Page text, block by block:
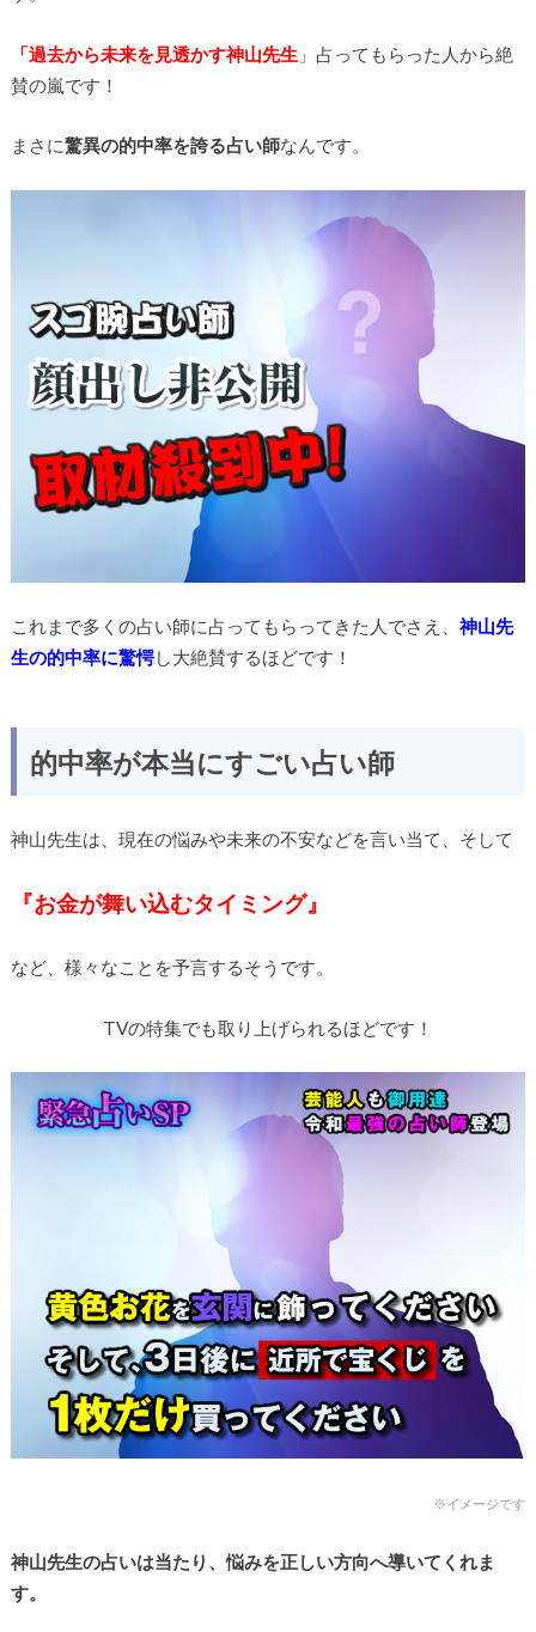
「過去から未来を見透かす神山先生 」占ってもらった人から絶
賛の嵐です！
まさに驚異の的中率を誇る占い師なんです。
これまで多くの占い師に占ってもらってきた人でさえ、 神山先
生の的中率に驚愕し大絶賛するほどです！
的中率が本当にすごい占い師
神山先生は、現在の悩みや未来の不安などを言い当て、そして
『お金が舞い込むタイミング』
など、様々なことを予言するそうです。
TVの特集でも取り上げられるほどです！
※イメージです
神山先生の占いは当たり、悩みを正しい方向へ導いてくれま
す。